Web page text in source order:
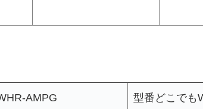
AMPG 型番どこでも